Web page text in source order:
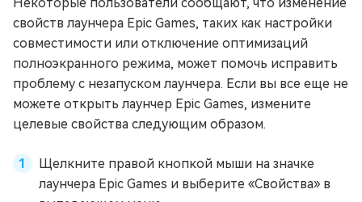
свойств лаунчера Epic Games, таких как настройки
совместимости или отключение оптимизаций
полноэкранного режима, может помочь исправить
проблему с незапуском лаунчера. Если вы все еще не
можете открыть лаунчер Epic Games, измените
целевые свойства следующим образом.
Щелкните правой кнопкой мыши на значке
лаунчера Epic Games и выберите «Свойства» в